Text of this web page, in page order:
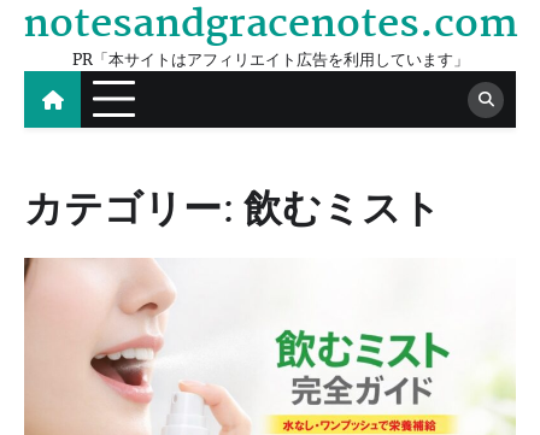
Skip
content
notesandgracenotes.com
PR「本サイトはアフィリエイト広告を利用しています」
カテゴリー:飲むミスト